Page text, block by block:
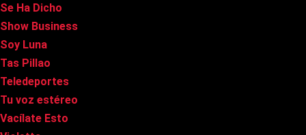
Se Ha Dicho
Show Business
Soy Luna
Tas Pillao
Teledeportes
Tu voz estéreo
Vacílate Esto